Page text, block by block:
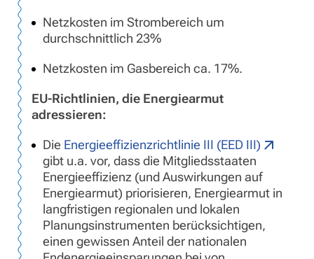
Netzkosten im Strombereich um
durchschnittlich 23%
Netzkosten im Gasbereich ca. 17%.
EU-Richtlinien, die Energiearmut
adressieren:
Die Energieeffizienzrichtlinie III (EED III)
gibt u.a. vor, dass die Mitgliedsstaaten
Energieeffizienz (und Auswirkungen auf
Energiearmut) priorisieren, Energiearmut in
langfristigen regionalen und lokalen
Planungsinstrumenten berücksichtigen,
einen gewissen Anteil der nationalen